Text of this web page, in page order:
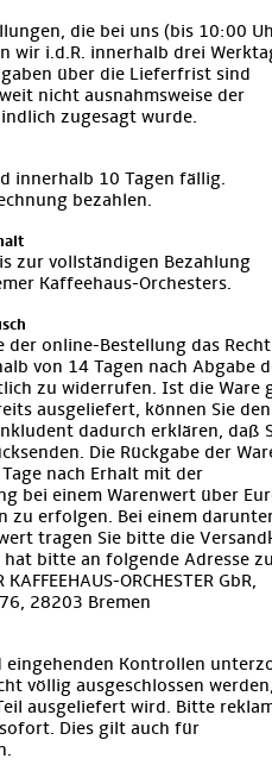
die bei uns (bis 10:00
wir i.d.R. innerhalb drei
über die Lieferfrist sind
nicht ausnahmsweise der
zugesagt wurde.
innerhalb 10 Tagen fällig.
bezahlen.
zur vollständigen Bezahlung
Kaffeehaus-Orchesters.
der online-Bestellung das
von 14 Tagen nach Abgabe
zu widerrufen. Ist die Ware
ausgeliefert, können Sie den
dadurch erklären, daß
Die Rückgabe der
nach Erhalt mit der
bei einem Warenwert über
zu erfolgen. Bei einem
tragen Sie bitte die
hat bitte an folgende Adresse
ORCHESTER GbR,
28203 Bremen
eingehenden Kontrollen
völlig ausgeschlossen
ausgeliefert wird. Bitte
Dies gilt auch für